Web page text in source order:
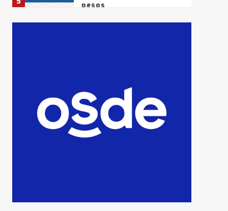
pesos
La Bolsa de Cereales de
que intentaron evadir a
la Policía fueron
detenidos por
comercialización de
drogas en la tarde del
sábado